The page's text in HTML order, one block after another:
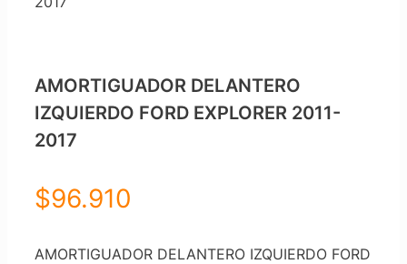
AMORTIGUADOR DELANTERO
IZQUIERDO FORD EXPLORER 2011-
2017
$96.910
AMORTIGUADOR DELANTERO IZQUIERDO FORD